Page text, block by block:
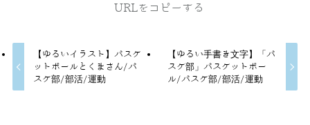
URLをコピーする
【ゆるいイラスト】バスケ
ットボールとくまさん/バ
スケ部/部活/運動
【ゆるい手書き文字】「バ
スケ部」バスケットボー
ル/バスケ部/部活/運動